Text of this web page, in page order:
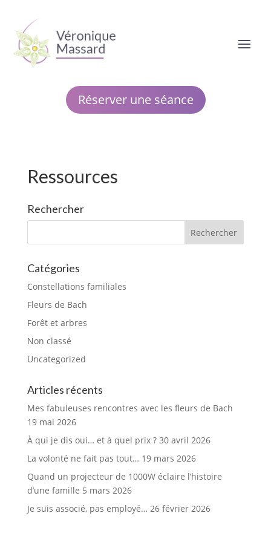
Réserver une séance
Ressources
Rechercher
Catégories
Constellations familiales
Fleurs de Bach
Forêt et arbres
Non classé
Uncategorized
Articles récents
Mes fabuleuses rencontres avec les fleurs de Bach
19 mai 2026
À qui je dis oui… et à quel prix ? 30 avril 2026
La volonté ne fait pas tout… 19 mars 2026
Quand un projecteur de 1000W éclaire l’histoire
d’une famille 5 mars 2026
Je suis associé, pas employé… 26 février 2026